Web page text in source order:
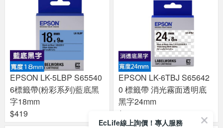
EPSON LK-5LBP S65540
6標籤帶(粉彩系列)藍底黑
字18mm
$419
EPSON LK-6TBJ S65642
0 標籤帶 消光霧面透明底
黑字24mm
$589
EcLife線上詢價！專人服務